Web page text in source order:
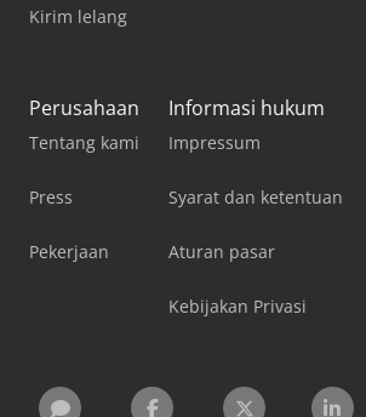
Kirim lelang
Perusahaan
Tentang kami
Press
Pekerjaan
Informasi hukum
Impressum
Syarat dan ketentuan
Aturan pasar
Kebijakan Privasi